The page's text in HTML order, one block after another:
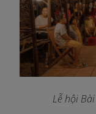
Lễ hội